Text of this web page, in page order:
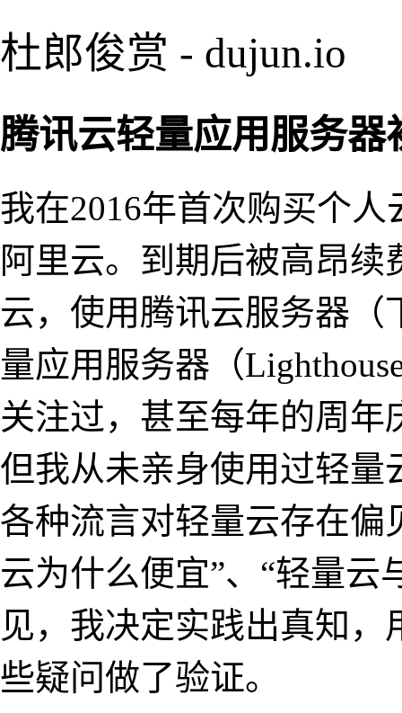
杜郎俊赏 - dujun.io
腾讯云轻量应用服务器
我在2016年首次购买个
阿里云。到期后被高昂
云，使用腾讯云服务器（
量应用服务器（
关注过，甚至每年的周
但我从未亲身使用过轻量
各种流言对轻量云存在偏
云为什么便宜”、“轻量云
见，我决定实践出真知
些疑问做了验证。